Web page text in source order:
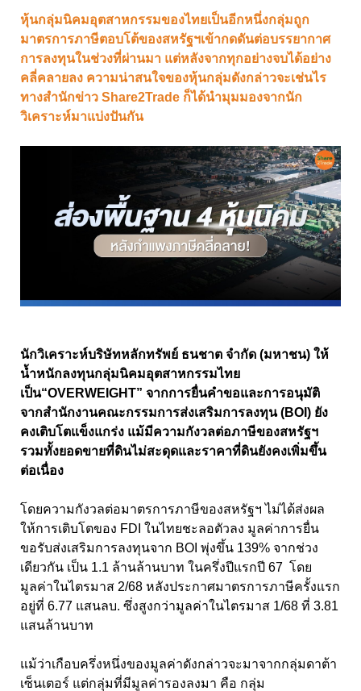
หุ้นกลุ่มนิคมอุตสาหกรรมของไทยเป็นอีกหนึ่งกลุ่มถูก
มาตรการภาษีตอบโต้ของสหรัฐฯเข้ากดดันต่อบรรยากาศ
การลงทุนในช่วงที่ผ่านมา แต่หลังจากทุกอย่างจบได้อย่าง
คลี่คลายลง ความน่าสนใจของหุ้นกลุ่มดังกล่าวจะเช่นไร
ทางสำนักข่าว Share2Trade ก็ได้นำมุมมองจากนัก
วิเคราะห์มาแบ่งปันกัน
นักวิเคราะห์บริษัทหลักทรัพย์ ธนชาต จำกัด (มหาชน) ให้
นํ้าหนักลงทุนกลุ่มนิคมอุตสาหกรรมไทย
เป็น“OVERWEIGHT” จากการยื่นคําขอและการอนุมัติ
จากสํานักงานคณะกรรมการส่งเสริมการลงทุน (BOI) ยัง
คงเติบโตแข็งแกร่ง แม้มีความกังวลต่อภาษีของสหรัฐฯ
รวมทั้งยอดขายที่ดินไม่สะดุดและราคาที่ดินยังคงเพิ่มขึ้น
ต่อเนื่อง
โดยความกังวลต่อมาตรการภาษีของสหรัฐฯ ไม่ได้ส่งผล
ให้การเติบโตของ FDI ในไทยชะลอตัวลง มูลค่าการยื่น
ขอรับส่งเสริมการลงทุนจาก BOI พุ่งขึ้น 139% จากช่วง
เดียวกัน เป็น 1.1 ล้านล้านบาท ในครึ่งปีแรกปี 67 โดย
มูลค่าในไตรมาส 2/68 หลังประกาศมาตรการภาษีครั้งแรก
อยู่ที่ 6.77 แสนลบ. ซึ่งสูงกว่ามูลค่าในไตรมาส 1/68 ที่ 3.81
แสนล้านบาท
แม้ว่าเกือบครึ่งหนึ่งของมูลค่าดังกล่าวจะมาจากกลุ่มดาต้า
เซ็นเตอร์ แต่กลุ่มที่มีมูลค่ารองลงมา คือ กลุ่ม